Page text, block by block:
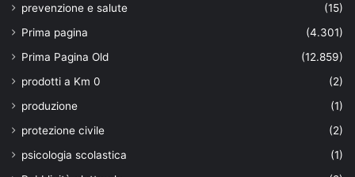
prevenzione e salute
(15)
Prima pagina
(4.301)
Prima Pagina Old
(12.859)
prodotti a Km 0
(2)
produzione
(1)
protezione civile
(2)
psicologia scolastica
(1)